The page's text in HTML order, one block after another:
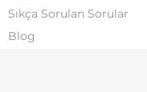
Sıkça Sorulan Sorular
Blog